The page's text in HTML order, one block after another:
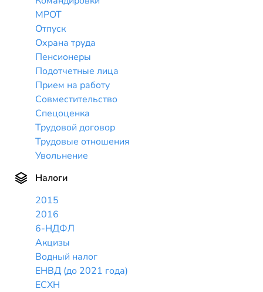
МРОТ
Отпуск
Охрана труда
Пенсионеры
Подотчетные лица
Прием на работу
Совместительство
Спецоценка
Трудовой договор
Трудовые отношения
Увольнение
Налоги
2015
2016
6-НДФЛ
Акцизы
Водный налог
ЕНВД (до 2021 года)
ЕСХН